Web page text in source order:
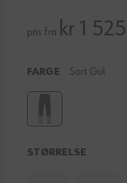
pris fra kr 1
FARGE Sort Gul
STØRRELSE